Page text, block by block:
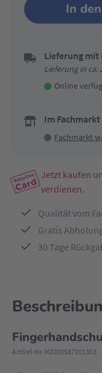
In
Lieferung mit
Lieferung in ca.
Online
Im
Fachmarkt
Jetzt kaufen
verdienen.
Qualität vom
Gratis
30 Tage
Artikel-Nr. M2000587101303